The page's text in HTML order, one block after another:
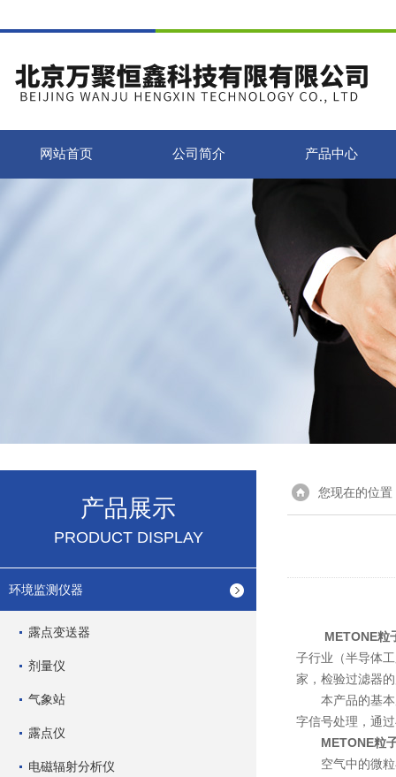
网站首页 公司简介 产品中心
产品展示
PRODUCT DISPLAY
环境监测仪器
露点变送器
剂量仪
气象站
露点仪
电磁辐射分析仪
您现在的位置
METONE粒
子行业（半导体
家，检验过滤器
本产品的基本
字信号处理，通
METONE粒
空气中的微粒